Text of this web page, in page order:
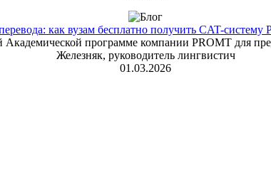
как вузам бесплатно получить CAT-систему
программе компании PROMT для
Железняк, руководитель лингвистич
01.03.2026